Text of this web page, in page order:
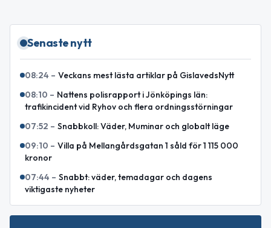
Senaste nytt
08:24 – Veckans mest lästa artiklar på GislavedsNytt
08:10 – Nattens polisrapport i Jönköpings län:
trafikincident vid Ryhov och flera ordningsstörningar
07:52 – Snabbkoll: Väder, Muminar och globalt läge
09:10 – Villa på Mellangårdsgatan 1 såld för 1 115 000
kronor
07:44 – Snabbt: väder, temadagar och dagens
viktigaste nyheter